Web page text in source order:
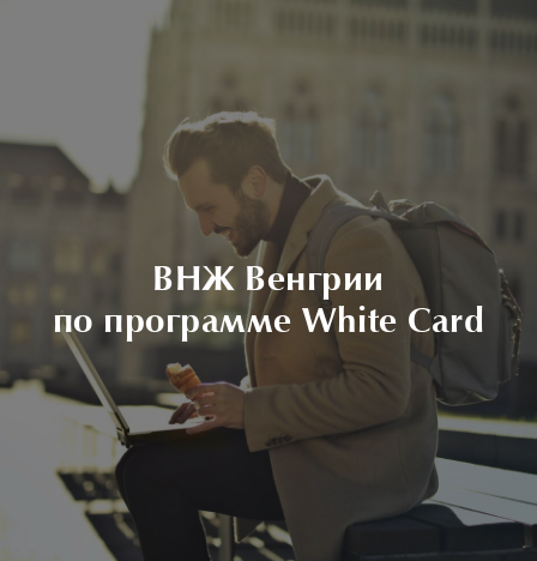
ВНЖ Венгрии
по программе White Card